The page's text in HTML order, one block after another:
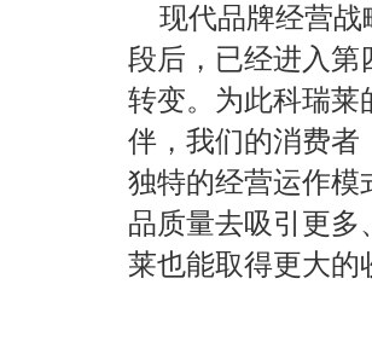
现代品牌经营
段后，已经进入
转变。为此科瑞莱
伴，我们的消费者
独特的经营运作
品质量去吸引更多
莱也能取得更大的